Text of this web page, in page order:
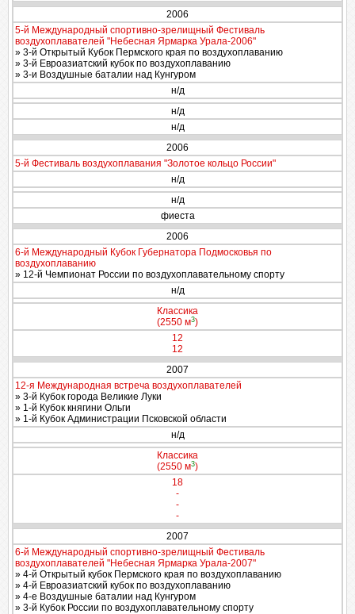
2006
5-й Международный спортивно-зрелищный Фестиваль
воздухоплавателей "Небесная Ярмарка Урала-2006"
» 3-й Открытый Кубок Пермского края по воздухоплаванию
» 3-й Евроазиатский кубок по воздухоплаванию
» 3-и Воздушные баталии над Кунгуром
н/д
н/д
н/д
2006
5-й Фестиваль воздухоплавания "Золотое кольцо России"
н/д
н/д
фиеста
2006
6-й Международный Кубок Губернатора Подмосковья по
воздухоплаванию
» 12-й Чемпионат России по воздухоплавательному спорту
н/д
Классика
(2550 м3)
12
12
2007
12-я Международная встреча воздухоплавателей
» 3-й Кубок города Великие Луки
» 1-й Кубок княгини Ольги
» 1-й Кубок Администрации Псковской области
н/д
Классика
(2550 м3)
18
-
-
-
2007
6-й Международный спортивно-зрелищный Фестиваль
воздухоплавателей "Небесная Ярмарка Урала-2007"
» 4-й Открытый кубок Пермского края по воздухоплаванию
» 4-й Евроазиатский кубок по воздухоплаванию
» 4-е Воздушные баталии над Кунгуром
» 3-й Кубок России по воздухоплавательному спорту